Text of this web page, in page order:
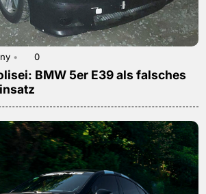
• 0
BMW 5er E39 als falsches